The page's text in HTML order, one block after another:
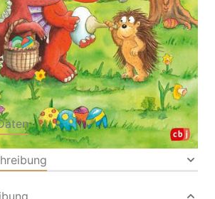
21.02.2024
32 Seiten
ISBN: 978-3-57018162-
1